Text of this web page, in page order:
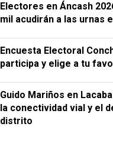
Electores en Áncash
mil acudirán a las urnas
Encuesta Electoral
participa y elige a tu
Guido Mariños en
la conectividad vial y el
distrito